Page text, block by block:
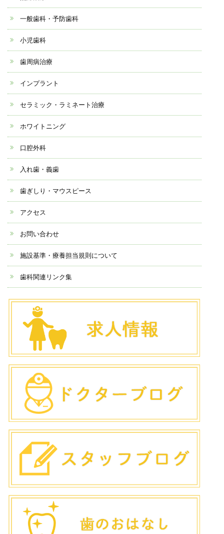
一般歯科・予防歯科
小児歯科
歯周病治療
インプラント
セラミック・ラミネート治療
ホワイトニング
口腔外科
入れ歯・義歯
歯ぎしり・マウスピース
アクセス
お問い合わせ
施設基準・療養担当規則について
歯科関連リンク集